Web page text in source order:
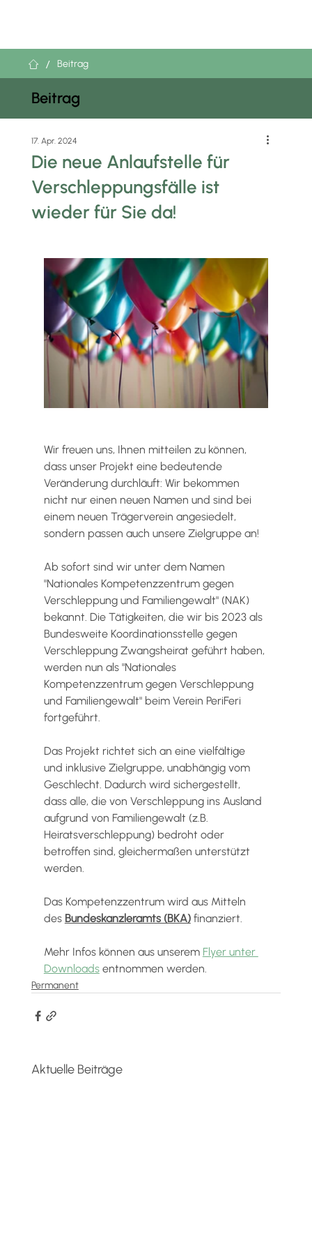
Beitrag
Die neue Anlaufstelle für
Verschleppungsfälle ist
wieder für Sie da!
17. Apr. 2024
Wir freuen uns, Ihnen mitteilen zu können,
dass unser Projekt eine bedeutende
Veränderung durchläuft: Wir bekommen
nicht nur einen neuen Namen und sind bei
einem neuen Trägerverein angesiedelt,
sondern passen auch unsere Zielgruppe an!
Ab sofort sind wir unter dem Namen
"Nationales Kompetenzzentrum gegen
Verschleppung und Familiengewalt" (NAK)
bekannt. Die Tätigkeiten, die wir bis 2023 als
Bundesweite Koordinationsstelle gegen
Verschleppung Zwangsheirat geführt haben,
werden nun als "Nationales
Kompetenzzentrum gegen Verschleppung
und Familiengewalt" beim Verein PeriFeri
fortgeführt.
Das Projekt richtet sich an eine vielfältige
und inklusive Zielgruppe, unabhängig vom
Geschlecht. Dadurch wird sichergestellt,
dass alle, die von Verschleppung ins Ausland
aufgrund von Familiengewalt (z.B.
Heiratsverschleppung) bedroht oder
betroffen sind, gleichermaßen unterstützt
werden.
Das Kompetenzzentrum wird aus Mitteln
des Bundeskanzleramts (BKA) finanziert.
Mehr Infos können aus unserem Flyer unter
Downloads entnommen werden.
Permanent
Aktuelle Beiträge
/ Beitrag